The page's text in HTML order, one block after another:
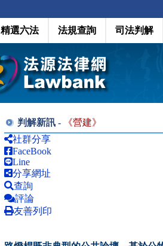
精選六法 法規查詢 司法判解
判解新訊 - 《營建》
社群分享
FaceBook
Line
分享網址
查詢
評論
友善列印